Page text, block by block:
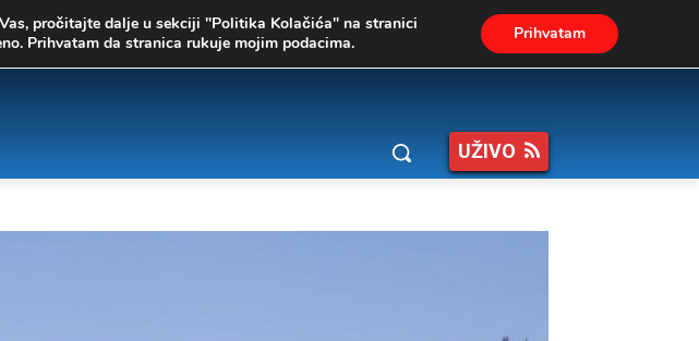
UŽIVO
pročitajte dalje u sekciji "Politika Kolačića" na stranici
Prihvatam da stranica rukuje mojim podacima. Prihvatam